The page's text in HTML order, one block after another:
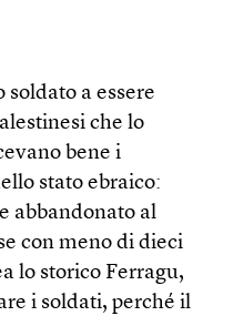
a essere
che lo
bene i
stato ebraico:
abbandonato al
con meno di dieci
lo storico Ferragu,
i soldati, perché il